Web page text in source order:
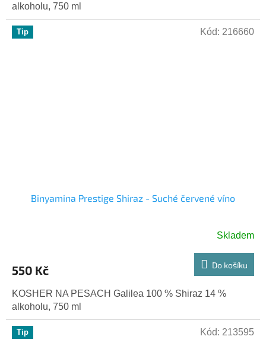
alkoholu, 750 ml
Tip
Binyamina Prestige Shiraz - Suché červené víno
Skladem
550 Kč Do košíku
KOSHER NA PESACH Galilea 100 % Shiraz 14 %
alkoholu, 750 ml
Kód: 216660
Tip Kód: 213595